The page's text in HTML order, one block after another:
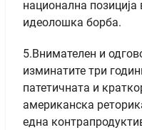
национална
идеолошка борба.
5.Внимателен и
изминатите три
патетичната и
американска
една